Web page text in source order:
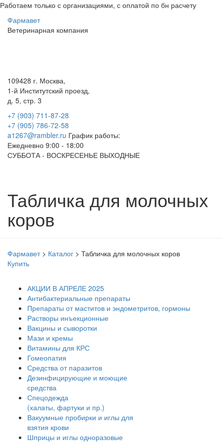
Работаем только с организациями, с оплатой по бн расчету
Фармавет
Ветеринарная компания
109428 г. Москва,
1-й Институтский проезд,
д. 5, стр. 3
+7 (903) 711-87-28
+7 (905) 786-72-58
a1267@rambler.ru График работы:
Ежедневно 9:00 - 18:00
СУББОТА - ВОСКРЕСЕНЬЕ ВЫХОДНЫЕ
Табличка для молочных
коров
Фармавет> Каталог > Табличка для молочных коров
Купить
АКЦИИ В АПРЕЛЕ 2025
Антибактериальные препараты
Препараты от маститов и эндометритов, гормоны
Растворы инъекционные
Вакцины и сыворотки
Мази и кремы
Витамины для КРС
Гомеопатия
Средства от паразитов
Дезинфицирующие и моющие
средства
Спецодежда
(халаты, фартуки и пр.)
Вакуумные пробирки и иглы для
взятия крови
Шприцы и иглы одноразовые